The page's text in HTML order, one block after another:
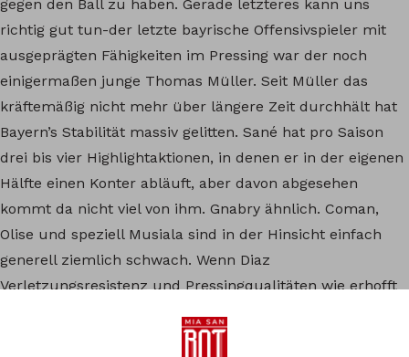
gegen den Ball zu haben. Gerade letzteres kann uns
richtig gut tun-der letzte bayrische Offensivspieler mit
ausgeprägten Fähigkeiten im Pressing war der noch
einigermaßen junge Thomas Müller. Seit Müller das
kräftemäßig nicht mehr über längere Zeit durchhält hat
Bayern’s Stabilität massiv gelitten. Sané hat pro Saison
drei bis vier Highlightaktionen, in denen er in der eigenen
Hälfte einen Konter abläuft, aber davon abgesehen
kommt da nicht viel von ihm. Gnabry ähnlich. Coman,
Olise und speziell Musiala sind in der Hinsicht einfach
generell ziemlich schwach. Wenn Diaz
Verletzungsresistenz und Pressingqualitäten wie erhofft